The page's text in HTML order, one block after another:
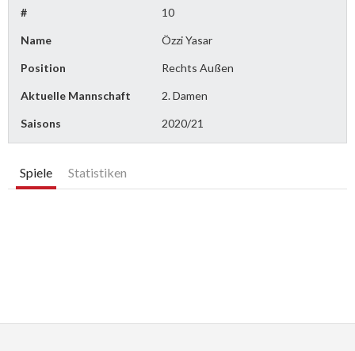
# 10
Name Özzi Yasar
Position Rechts Außen
Aktuelle Mannschaft 2. Damen
Saisons 2020/21
Spiele Statistiken